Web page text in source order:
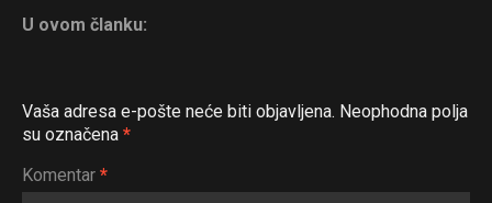
U ovom članku:
Vaša adresa e-pošte neće biti objavljena. Neophodna polja
su označena *
Komentar *